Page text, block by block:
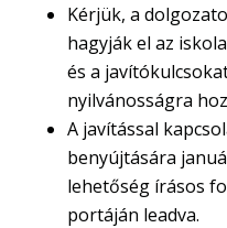
Kérjük, a
hagyják el az
és a
nyilvánosságra
A javítással
benyújtására
lehetőség írásos
portáján leadva.